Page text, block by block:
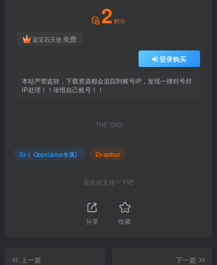
2 积分
蓝宝石天使 免费
登录购买
本站严禁盗转，下载资源都会追踪到账号IP，发现一律封号封
IP处理！！珍惜自己账号！！
THE END
〖OppsUplus专属〗 qobuz
喜欢就支持一下吧
分享 收藏
上一篇
下一篇